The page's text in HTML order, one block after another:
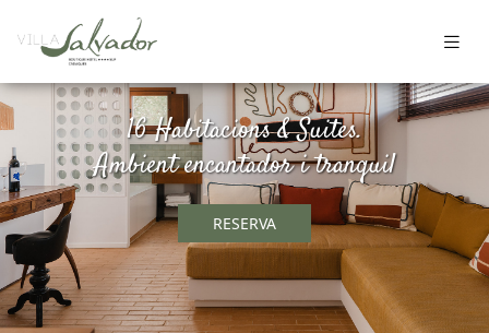
16 Habitacions & Suites.
Ambient encantador i tranquil
RESERVA